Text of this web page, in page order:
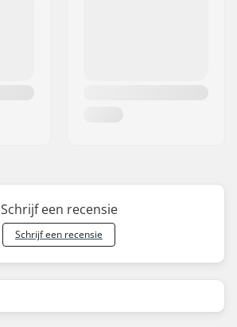
Schrijf een recensie
Schrijf een recensie